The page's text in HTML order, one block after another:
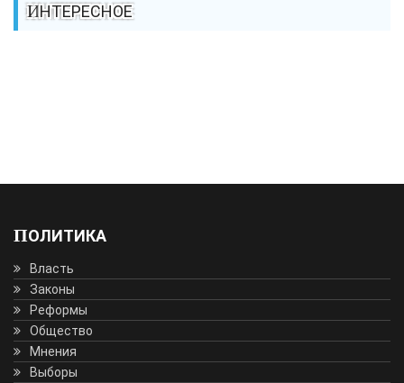
ИНТЕРЕСНОЕ
ПОЛИТИКА
Власть
Законы
Реформы
Общество
Мнения
Выборы